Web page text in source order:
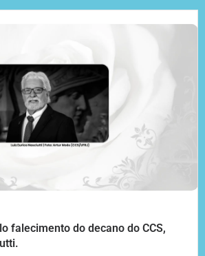
falecimento do decano do CCS,